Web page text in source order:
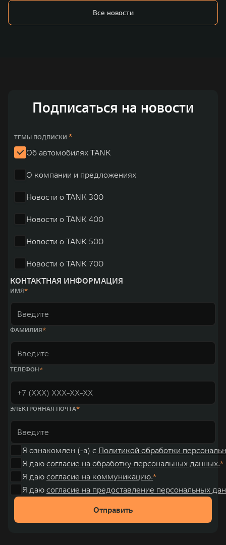
Все новости
Подписаться на новости
ТЕМЫ ПОДПИСКИ *
Об автомобилях TANK
О компании и предложениях
Новости о TANK 300
Новости о TANK 400
Новости о TANK 500
Новости о TANK 700
КОНТАКТНАЯ ИНФОРМАЦИЯ
ИМЯ
ФАМИЛИЯ
ТЕЛЕФОН
ЭЛЕКТРОННАЯ ПОЧТА
Я ознакомлен (-а) с Политикой обработки
Я даю согласие на обработку персональных данных.
Я даю согласие на коммуникацию.
Я даю согласие на предоставление персональных
Отправить